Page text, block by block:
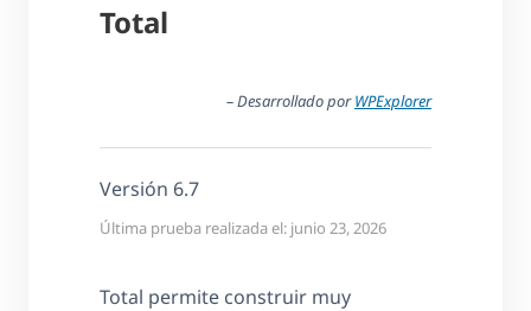
Total
– Desarrollado porWPExplorer
Versión 6.7
Última prueba realizada el: junio 23, 2026
Total permite construir muy